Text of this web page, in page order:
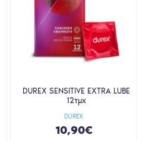
DUREX
DUREX SENSITIVE EXTRA LUBE
12τμχ
10,90€